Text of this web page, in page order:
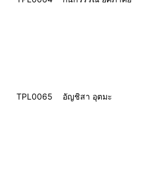
TPL0065 อัญชิสา อุตมะ